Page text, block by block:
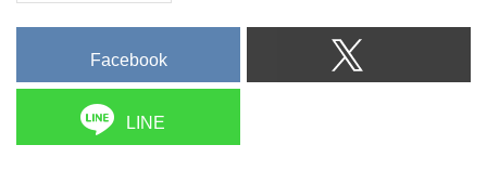
Facebook
LINE